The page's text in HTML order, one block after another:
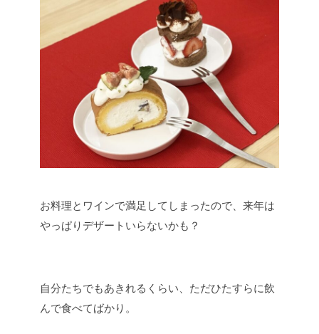
お料理とワインで満足してしまったので、来年は
やっぱりデザートいらないかも？
自分たちでもあきれるくらい、ただひたすらに飲
んで食べてばかり。